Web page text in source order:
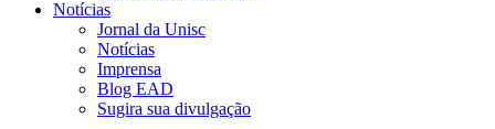
Notícias
Jornal da Unisc
Notícias
Imprensa
Blog EAD
Sugira sua divulgação